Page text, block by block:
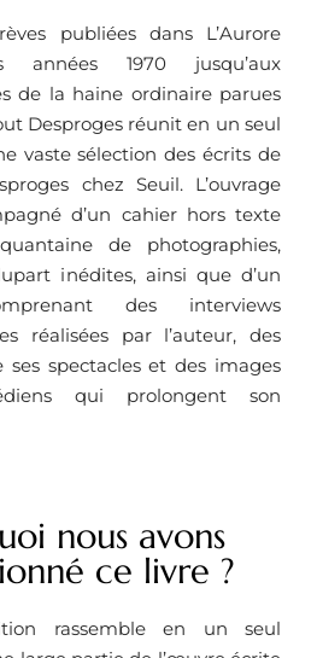
publiées dans L’Aurore
années 1970 jusqu’aux
de la haine ordinaire parues
Desproges réunit en un seul
vaste sélection des écrits de
chez Seuil. L’ouvrage
d’un cahier hors texte
de photographies,
inédites, ainsi que d’un
des interviews
réalisées par l’auteur, des
ses spectacles et des images
qui prolongent son
nous avons
ce livre ?
rassemble en un seul